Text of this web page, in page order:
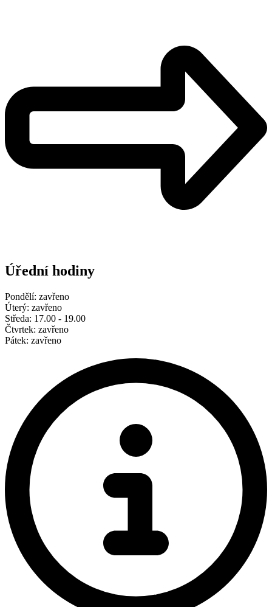
Úřední hodiny
Pondělí: zavřeno
Úterý: zavřeno
Středa: 17.00 - 19.00
Čtvrtek: zavřeno
Pátek: zavřeno